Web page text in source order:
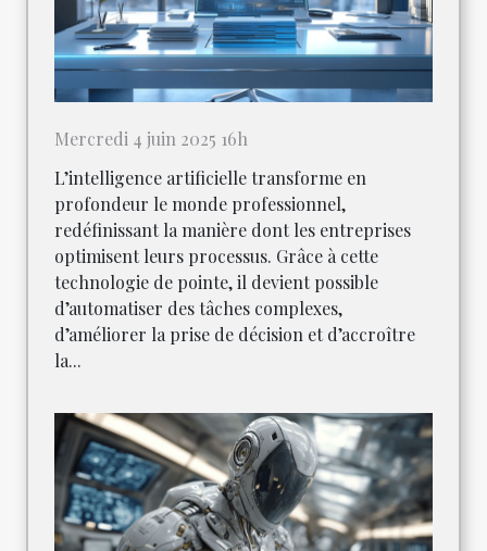
Mercredi 4 juin 2025 16h
L’intelligence artificielle transforme en
profondeur le monde professionnel,
redéfinissant la manière dont les entreprises
optimisent leurs processus. Grâce à cette
technologie de pointe, il devient possible
d’automatiser des tâches complexes,
d’améliorer la prise de décision et d’accroître
la...